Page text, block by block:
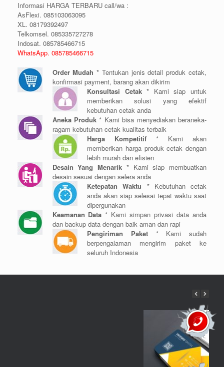
Informasi HARGA TERBARU call/wa :
AsFlexi. 085103063095
XL. 08179392497
Telkomsel. 085335727278
Indosat. 085785466715
WhatsApp. 085785466715
Order Mudah * Tentukan jenis detail produk cetak,
konfirmasi payment, barang akan dikirim
Konsultasi Cetak* Kami siap untuk
memberikan solusi yang efektif
kebutuhan cetak anda
Aneka Produk* Kami bisa menyediakan beraneka-
ragam kebutuhan cetak kualitas terbaik
Harga Kompetitif * Kami akan
memberikan harga produk cetak dengan
lebih murah dan efisien
Desain Yang Menarik * Kami siap membuatkan
desain sesuai dengan selera anda
Ketepatan Waktu * Kebutuhan cetak
anda akan siap selesai tepat waktu saat
dipergunakan
Keamanan Data * Kami simpan privasi data anda
dan backup data dengan baik aman dan rapi
Pengiriman Paket* Kami sudah
berpengalaman mengirim paket ke
seluruh Indonesia